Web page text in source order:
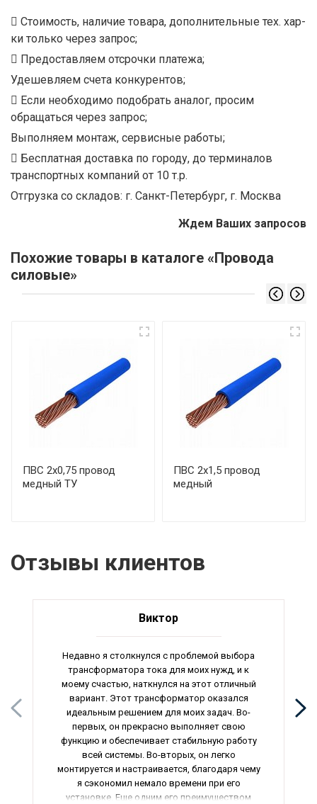
Стоимость, наличие товара, дополнительные тех. хар-
ки только через запрос;
Предоставляем отсрочки платежа;
Удешевляем счета конкурентов;
Если необходимо подобрать аналог, просим
обращаться через запрос;
Выполняем монтаж, сервисные работы;
Бесплатная доставка по городу, до терминалов
транспортных компаний от 10 т.р.
Отгрузка со складов: г. Санкт-Петербург, г. Москва
Ждем Ваших запросов
Похожие товары в каталоге «Провода
силовые»
ПВС 2х0,75 провод
медный ТУ
ПВС 2х1,5 провод
медный
Отзывы клиентов
Виктор
Недавно я столкнулся с проблемой выбора
трансформатора тока для моих нужд, и к
моему счастью, наткнулся на этот отличный
вариант. Этот трансформатор оказался
идеальным решением для моих задач. Во-
первых, он прекрасно выполняет свою
функцию и обеспечивает стабильную работу
всей системы. Во-вторых, он легко
монтируется и настраивается, благодаря чему
я сэкономил немало времени при его
установке. Еще одним его преимуществом